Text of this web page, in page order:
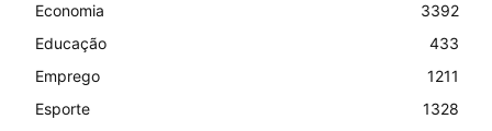
Economia
3392
Educação
433
Emprego
1211
Esporte
1328